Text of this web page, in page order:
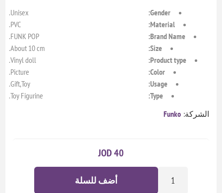
Gender:
Unisex.
Material:
PVC.
Brand Name:
FUNK POP.
Size:
About 10 cm.
Product type:
Vinyl doll.
Color:
Picture.
Usage:
Gift,Toy.
Type:
Toy Figurine.
الشركة: Funko
40 JOD
أضف للسلة